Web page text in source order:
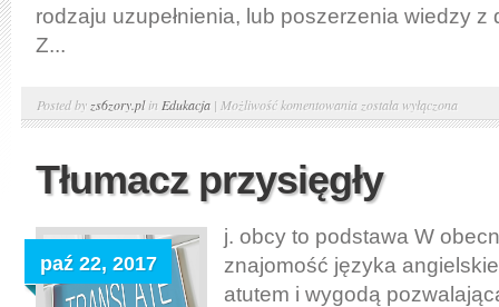
rodzaju uzupełnienia, lub poszerzenia wiedzy z
Z...
Posted by zs6zory.plin Edukacja | Możliwość komentowania Podyplomowe
to
studia
została wyłączona
Tłumacz przysięgły
paź 22, 2017
j. obcy to podstawa W
znajomość języka
atutem i wygodą